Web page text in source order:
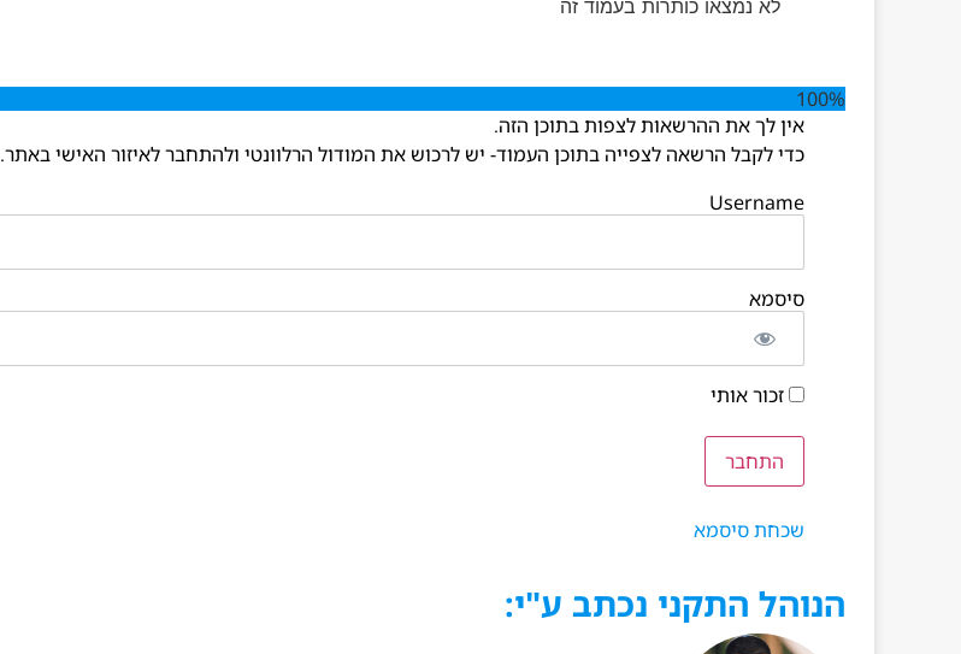
לא נמצאו כותרות בעמוד זה
100%
אין לך את ההרשאות לצפות בתוכן הזה.
כדי לקבל הרשאה לצפייה בתוכן העמוד- יש לרכוש את המודול הרלוונטי ולהתחבר לאיזור האישי באתר.
Username
סיסמא
זכור אותי
שכחת סיסמא
הנוהל התקני נכתב ע"י: